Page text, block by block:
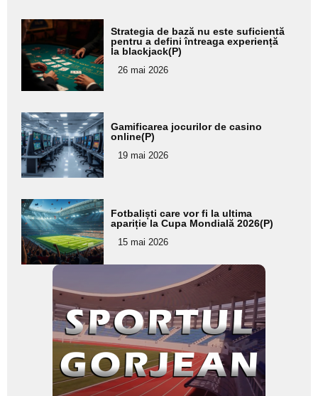
Adaugă
aici textul
pentru
subtitlu
Strategia de bază nu este suficientă
pentru a defini întreaga experiență
la blackjack(P)
26 mai 2026
Adaugă
aici textul
pentru
subtitlu
Gamificarea jocurilor de casino
online(P)
19 mai 2026
Adaugă
aici textul
pentru
subtitlu
Fotbaliști care vor fi la ultima
apariție la Cupa Mondială 2026(P)
15 mai 2026